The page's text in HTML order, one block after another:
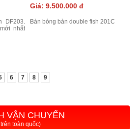
DF203.
nhất
Giá: 9.500.000 đ
Bàn bóng bàn double fish 201C
6 7 8 9
VẬN CHUYỂN
toàn quốc)